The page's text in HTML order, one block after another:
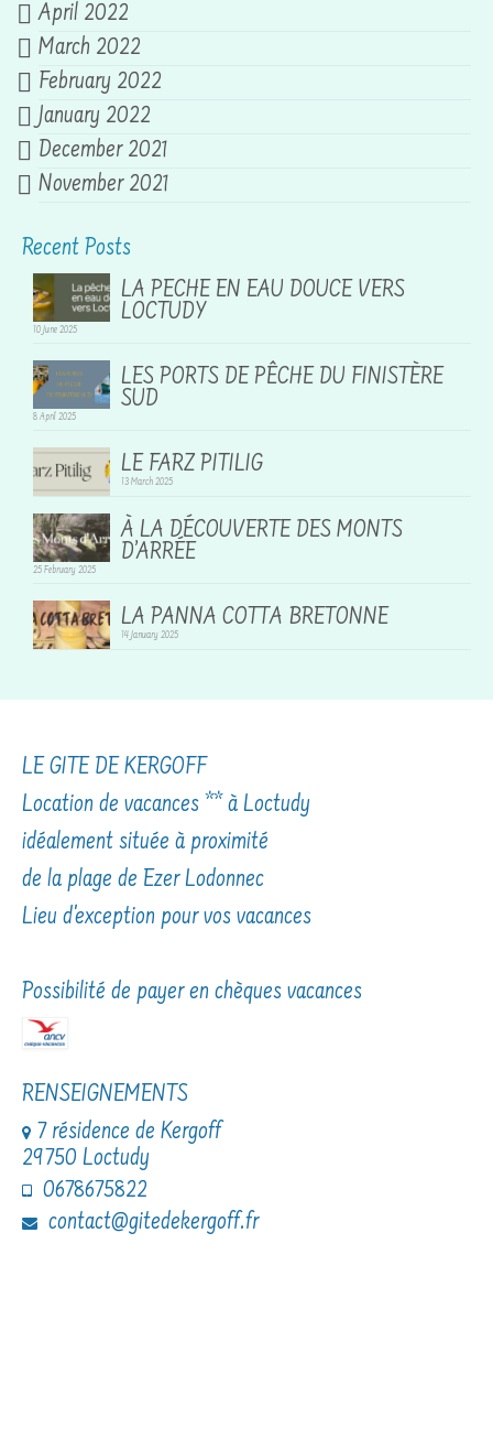
April 2022
March 2022
February 2022
January 2022
December 2021
November 2021
Recent Posts
LA PECHE EN EAU DOUCE VERS
LOCTUDY
10 June 2025
LES PORTS DE PÊCHE DU FINISTÈRE
SUD
8 April 2025
LE FARZ PITILIG
13 March 2025
À LA DÉCOUVERTE DES MONTS
D’ARRÉE
25 February 2025
LA PANNA COTTA BRETONNE
14 January 2025
LE GITE DE KERGOFF
Location de vacances ** à Loctudy
idéalement située à proximité
de la plage de Ezer Lodonnec
Lieu d'exception pour vos vacances
Possibilité de payer en chèques vacances
RENSEIGNEMENTS
7 résidence de Kergoff
29750 Loctudy
0678675822
contact@gitedekergoff.fr